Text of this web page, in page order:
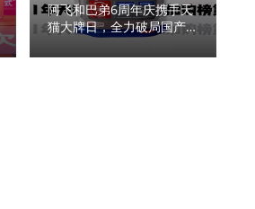
阿飞和巴弟6周年庆携手天
猫大牌日，全力破局国产宠
粮信任寒冬！